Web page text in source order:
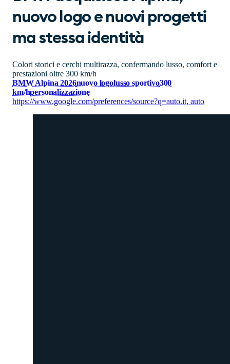
nuovo logo e nuovi progetti
ma stessa identità
Colori storici e cerchi multirazza, confermando lusso, comfort e
prestazioni oltre 300 km/h
BMW Alpina 2026nuovo logolusso sportivo300
km/hpersonalizzazione
https://www.google.com/preferences/source?q=auto.it, auto